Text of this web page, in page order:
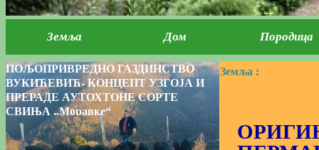
ПОЉОПРИВРЕДНО ГАЗДИНСТВО
ВУКИЋЕВИЋ- КОНЦЕПТ УЗГОЈА И
ПРЕРАДЕ АУТОХТОНЕ СОРТЕ
СВИЊА „Моравке“
Земља :
Земља Дом Породица